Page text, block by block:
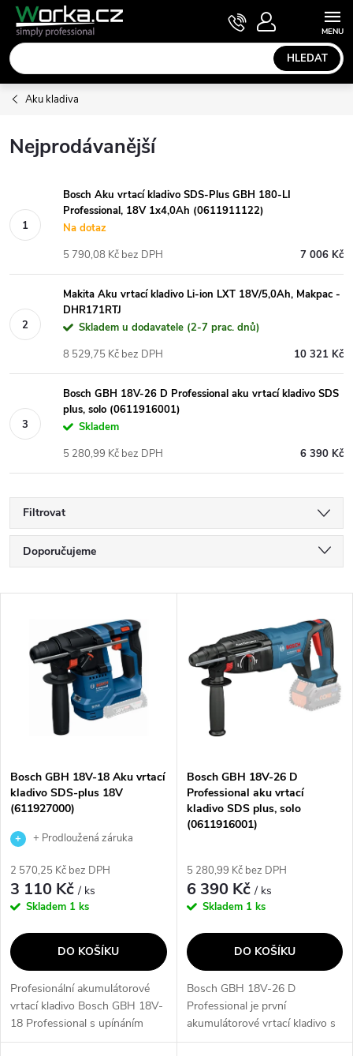
Přejít
obsah
HLEDAT
NÁKUPNÍ
KOŠÍK
Aku kladiva
Nejprodávanější
Bosch Aku vrtací kladivo SDS-Plus GBH 180-LI
Professional, 18V 1x4,0Ah (0611911122)
Na dotaz
7 006 Kč
5 790,08 Kč bez DPH
Makita Aku vrtací kladivo Li-ion LXT 18V/5,0Ah, Makpac -
DHR171RTJ
Skladem u dodavatele (2-7 prac. dnů)
10 321 Kč
8 529,75 Kč bez DPH
Bosch GBH 18V-26 D Professional aku vrtací kladivo SDS
plus, solo (0611916001)
Skladem
6 390 Kč
5 280,99 Kč bez DPH
Filtrovat
Ř
a
p
r
o
d
u
k
t
Doporučujeme
Nejprodávanější
Abecedně
s
p
r
o
d
u
k
t
Bosch GBH 18V-18 Aku vrtací
kladivo SDS-plus 18V
(611927000)
+ Prodloužená záruka
2 570,25 Kč bez DPH
3 110 Kč/ ks
Skladem 1 ks
DO KOŠÍKU
Profesionální akumulátorové
vrtací kladivo Bosch GBH 18V-
18 Professional s upínáním
SDS-plus nabízí plný výkon i s
Bosch GBH 18V-26 D
Professional aku vrtací
kladivo SDS plus, solo
(0611916001)
5 280,99 Kč bez DPH
6 390 Kč/ ks
Skladem 1 ks
DO KOŠÍKU
Bosch GBH 18V-26 D
Professional je první
akumulátorové vrtací kladivo s
rukojetí ve tvaru D a pokročilou